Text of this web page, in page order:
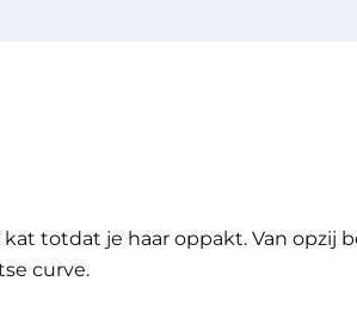
totdat je haar oppakt. Van opzij
curve.